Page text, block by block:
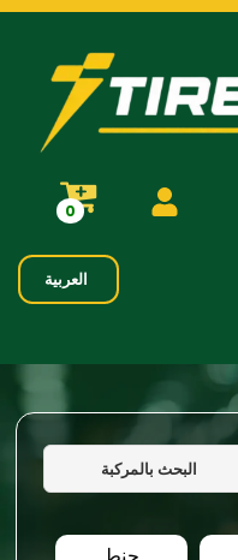
0
العربية
البحث بالمركبة